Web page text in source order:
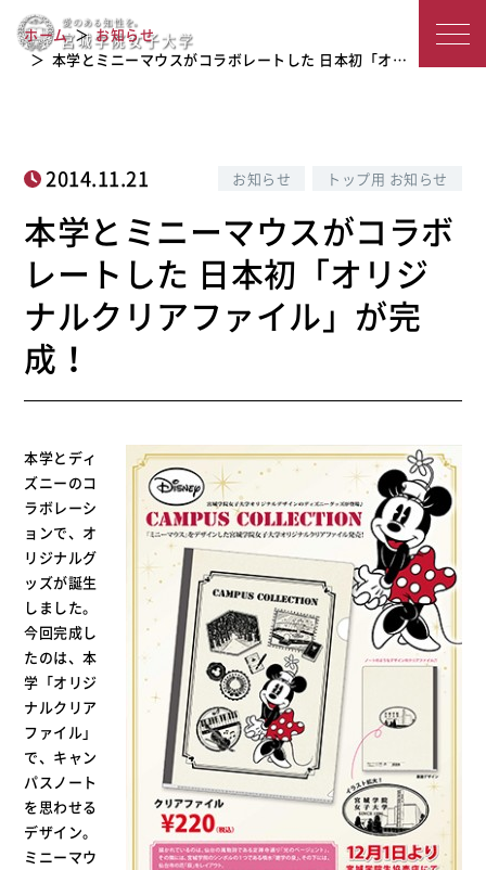
城
子
大
学
た 日本初「オリジナルクリアファイ
ル」が完成！
ホーム
お知らせ
本学とミニーマウスがコラボレートした 日本初「オ…
2014.11.21 お知らせ トップ用 お知らせ
本学とミニーマウスがコラボ
レートした 日本初「オリジ
ナルクリアファイル」が完
成！
本学とディ
ズニーのコ
ラボレーシ
ョンで、オ
リジナルグ
ッズが誕生
しました。
今回完成し
たのは、本
学「オリジ
ナルクリア
ファイル」
で、キャン
パスノート
を思わせる
デザイン。
ミニーマウ